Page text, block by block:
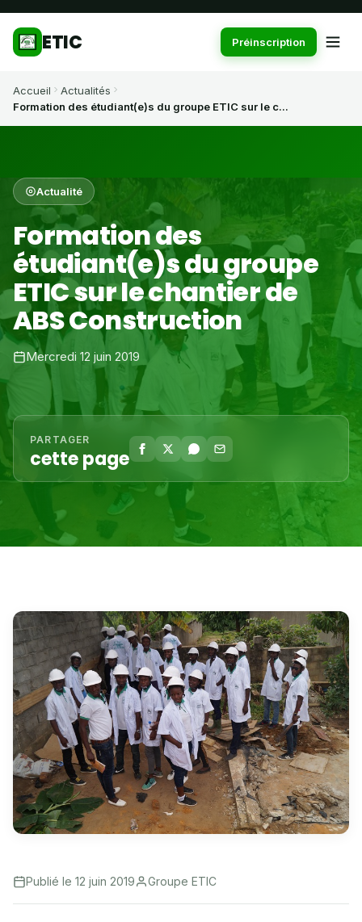
ETIC Préinscription
Accueil
Actualités
Formation des étudiant(e)s du groupe ETIC sur le c...
Actualité
Formation des
étudiant(e)s du groupe
ETIC sur le chantier de
ABS Construction
Mercredi 12 juin 2019
PARTAGER
cette page
Publié le 12 juin 2019 Groupe ETIC